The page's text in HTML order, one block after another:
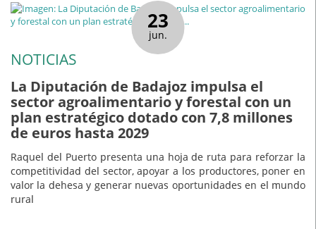
23
jun.
NOTICIAS
La Diputación de Badajoz impulsa el
sector agroalimentario y forestal con un
plan estratégico dotado con 7,8 millones
de euros hasta 2029
Raquel del Puerto presenta una hoja de ruta para reforzar la
competitividad del sector, apoyar a los productores, poner en
valor la dehesa y generar nuevas oportunidades en el mundo
rural